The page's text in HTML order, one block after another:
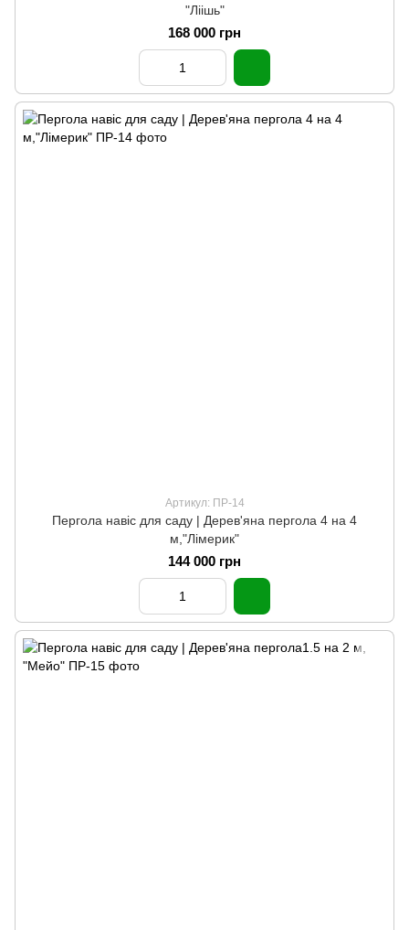
"Ліішь"
168 000 грн
Артикул: ПР-14
Пергола навіс для саду | Дерев'яна пергола 4 на 4
м,"Лімерик"
144 000 грн